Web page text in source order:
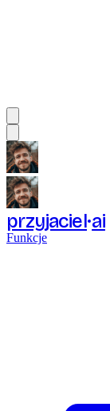
przyjaciel ai
Funkcje